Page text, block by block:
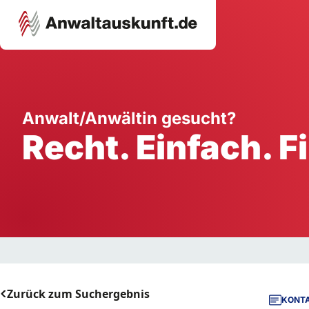
Ausbildung
Handwerk
Dienstleistung
Anwalt/Anwältin gesucht?
Recht. Einfach.
Zurück zum Suchergebnis